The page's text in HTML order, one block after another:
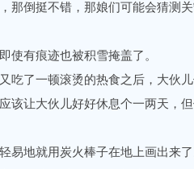
那倒挺不错，那娘们可能会猜测
有痕迹也被积雪掩盖了。
了一顿滚烫的热食之后，大伙
该让大伙儿好好休息个一两天，
地就用炭火棒子在地上画出来